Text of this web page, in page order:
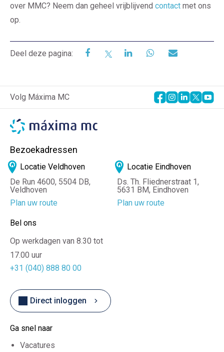
over MMC? Neem dan geheel vrijblijvend contact met ons
op.
Deel deze pagina:
Bel ons
Op werkdagen van 8.30 tot
17.00 uur
+31 (040) 888 80 00
Bezoekadressen
Locatie Veldhoven
De Run 4600, 5504 DB,
Veldhoven
Plan uw route
Locatie Eindhoven
Ds. Th. Fliednerstraat 1,
5631 BM, Eindhoven
Plan uw route
Volg Máxima MC
Ga snel naar
Vacatures
Direct inloggen